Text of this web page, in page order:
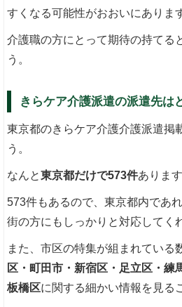
すくなる可能性がおおいにありま
介護職の方にとって期待の持てる
う。
きらケア介護派遣の派遣先は
東京都のきらケア介護介護派遣掲
う。
なんと東京都だけで573件あります
573件もあるので、東京都内であ
街の方にもしっかりと対応してく
また、市区の特集が組まれている
区・町田市・新宿区・足立区・練
板橋区に関する細かい情報を見る